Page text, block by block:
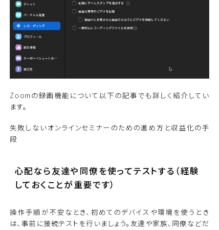
Zoomの録画機能について以下の記事でも詳しく紹介してい
ます。
失敗しないオンラインセミナーのための進め方と収益化の手
段
心配なら友達や同僚を使ってテストする（経験
しておくことが重要です）
操作手順が不安なとき、初めてのデバイスや環境を使うとき
は、事前に接続テストを行いましょう。友達や家族、同僚などだ